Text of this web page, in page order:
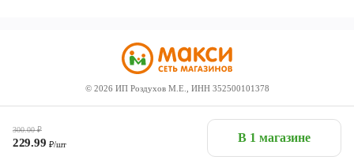
300.00₽
229.99 ₽/шт В 1 магазине
© 2026 ИП Роздухов М.Е., ИНН 352500101378